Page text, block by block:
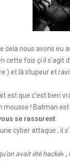
cela nous avons
cette fois çi il s’agit
) et là stupeur et
est que c’est bien
mousse ! Batman
se rassurent
cyber attaque , il
avait été hacké« ,